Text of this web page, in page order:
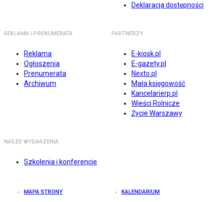
Deklaracja dostępności
REKLAMA I PRENUMERATA
Reklama
Ogłoszenia
Prenumerata
Archiwum
PARTNERZY
E-kiosk.pl
E-gazety.pl
Nexto.pl
Mała księgowość
Kancelarierp.pl
Wieści Rolnicze
Życie Warszawy
NASZE WYDARZENIA
Szkolenia i konferencje
MAPA STRONY KALENDARIUM